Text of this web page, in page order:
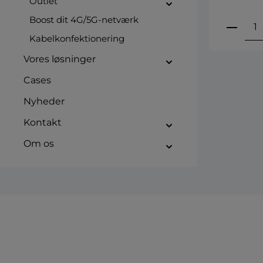
Boost dit 4G/5G-netværk
Kabelkonfektionering
Vores løsninger
Cases
Nyheder
Kontakt
Om os